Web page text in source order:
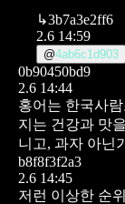
↳3b7a3e2ff6
2.6 14:59
@4ab6c1d903
0b90450bd9
2.6 14:44
홍어는 한국사
지는 건강과 맛
니고, 과자 아닌
b8f8f3f2a3
2.6 14:45
저런 이상한 순